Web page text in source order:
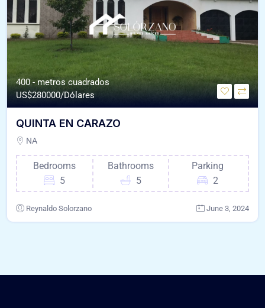
400 - metros cuadrados
US$280000/Dólares
QUINTA EN CARAZO
NA
Bedrooms
5
Bathrooms
5
Parking
2
Reynaldo Solorzano June 3, 2024